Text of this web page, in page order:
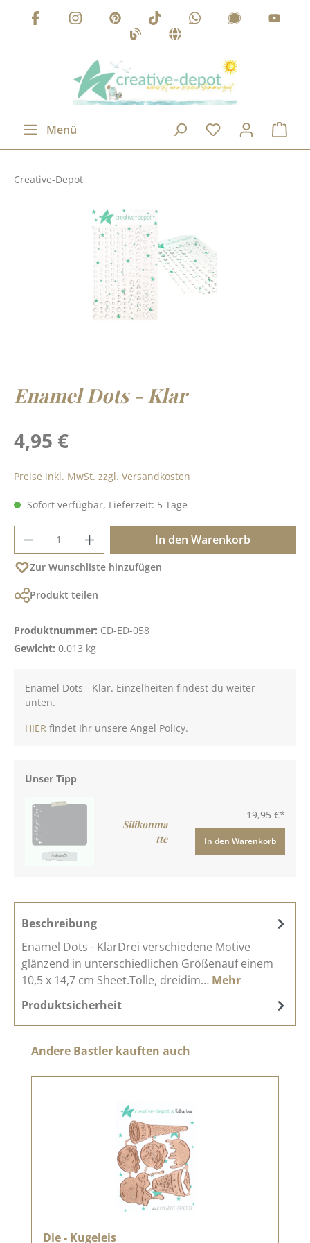
Zum Hauptinhalt springen
Menü
Creative-Depot
Enamel Dots - Klar
Regulärer Preis:
4,95 €
Preise inkl. MwSt. zzgl. Versandkosten
Sofort verfügbar, Lieferzeit: 5 Tage
Produkt Anzahl: Gib den gewünschten
In den Warenkorb
Zur Wunschliste hinzufügen
Produkt teilen
Produktnummer: CD-ED-058
Gewicht: 0.013 kg
Enamel Dots - Klar. Einzelheiten findest du weiter
unten.
HIER findet Ihr unsere Angel Policy.
Unser Tipp
Silikonma
tte
19,95 €*
In den Warenkorb
Beschreibung
Enamel Dots - KlarDrei verschiedene Motive
glänzend in unterschiedlichen Größenauf einem
10,5 x 14,7 cm Sheet.Tolle, dreidim… Mehr
Produktsicherheit
Produktgalerie überspringen
Andere Bastler kauften auch
Die - Kugeleis